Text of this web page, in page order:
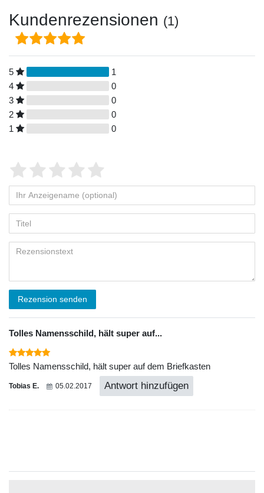
Kundenrezensionen (1)
5
1
4
0
3
0
2
0
1
0
Rezension senden
Tolles Namensschild, hält super auf...
Tolles Namensschild, hält super auf dem Briefkasten
Tobias E. 05.02.2017 Antwort hinzufügen